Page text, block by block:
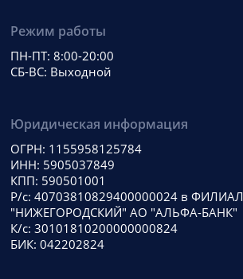
Режим работы
ПН-ПТ: 8:00-20:00
СБ-ВС: Выходной
Юридическая информация
ОГРН: 1155958125784
ИНН: 5905037849
КПП: 590501001
Р/с: 40703810829400000024 в ФИЛИАЛ
"НИЖЕГОРОДСКИЙ" АО "АЛЬФА-БАНК"
К/с: 30101810200000000824
БИК: 042202824